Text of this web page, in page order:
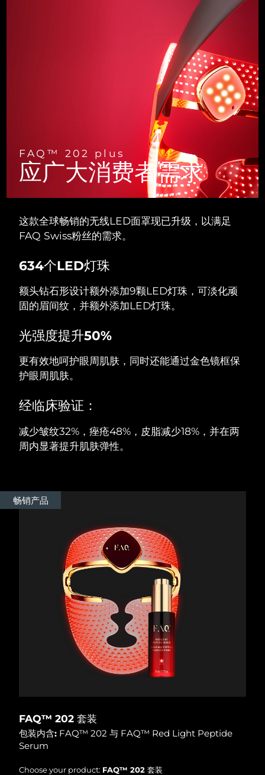
FAQ™ 202 plus
应广大消费者需求
这款全球畅销的无线LED面罩现已升级，以满足
FAQ Swiss粉丝的需求。
634个LED灯珠
额头钻石形设计额外添加9颗LED灯珠，可淡化顽
固的眉间纹，并额外添加LED灯珠。
光强度提升50%
更有效地呵护眼周肌肤，同时还能通过金色镜框保
护眼周肌肤。
经临床验证：
减少皱纹32%，痤疮48%，皮脂减少18%，并在两
周内显著提升肌肤弹性。
畅销产品
FAQ™ 202 套装
包装内含: FAQ™ 202 与 FAQ™ Red Light Peptide
Serum
Choose your product: FAQ™ 202 套装
预计送达日期 8/8/26
预计送达日期
预计送达日期8/16/26
预计送达日期8/10/26
预计送达日期8/8/26
瑞典 预计送达日期
瑞士 预计送达日期8/8/26
泰国
土耳其
阿拉伯联合酋长国 预计送达日期8/9/26
乌兹别克斯坦
越南